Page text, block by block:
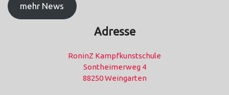
mehr News
Adresse
RoninZ Kampfkunstschule
Sontheimerweg 4
88250 Weingarten